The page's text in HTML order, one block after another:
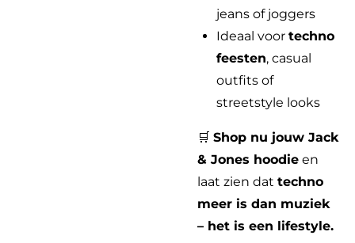
jeans of joggers
Ideaal voor techno
feesten, casual
outfits of
streetstyle looks
🛒 Shop nu jouw Jack
& Jones hoodie en
laat zien dat techno
meer is dan muziek
– het is een lifestyle.